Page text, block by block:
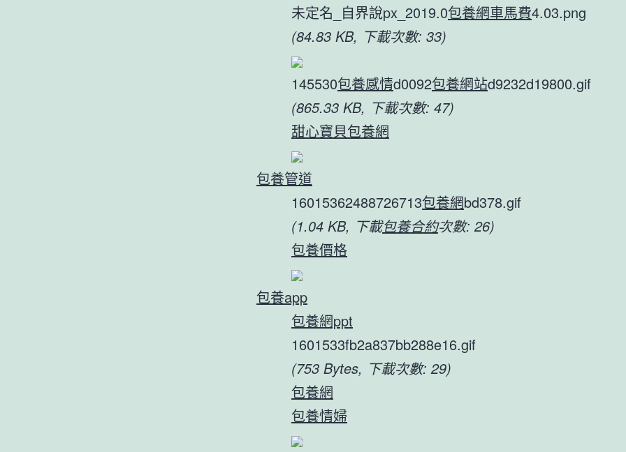
未定名_自界說px_2019.0包養網車馬費4.03.png
(84.83 KB, 下載次數: 33)
145530包養感情d0092包養網站d9232d19800.gif
(865.33 KB, 下載次數: 47)
甜心寶貝包養網
包養管道
16015362488726713包養網bd378.gif
(1.04 KB, 下載包養合約次數: 26)
包養價格
包養app
包養網ppt
1601533fb2a837bb288e16.gif
(753 Bytes, 下載次數: 29)
包養網
包養情婦